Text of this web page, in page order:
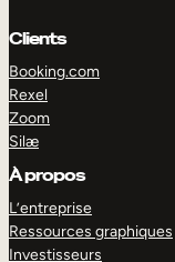
Clients
Booking.com
Rexel
Zoom
Silæ
À propos
L’entreprise
Ressources graphiques
Investisseurs